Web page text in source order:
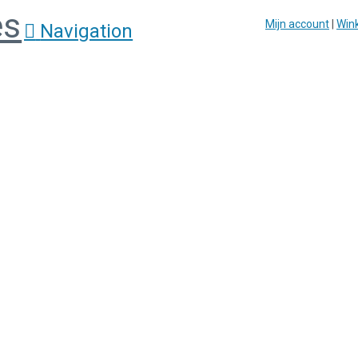
Mijn account
Navigation